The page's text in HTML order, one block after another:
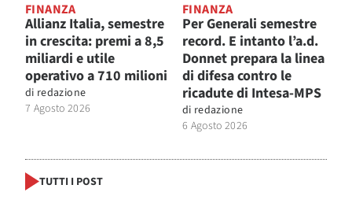
FINANZA
Allianz Italia, semestre
in crescita: premi a 8,5
miliardi e utile
operativo a 710 milioni
di redazione
7 Agosto 2026
FINANZA
Per Generali semestre
record. E intanto l’a.d.
Donnet prepara la linea
di difesa contro le
ricadute di Intesa-MPS
di redazione
6 Agosto 2026
TUTTI I POST